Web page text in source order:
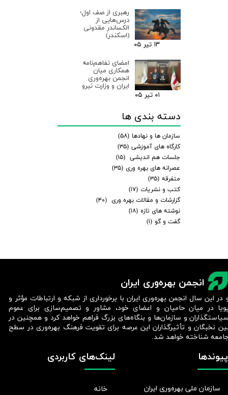
رهبری از صف اول؛
درس‌هایی از
الکساندر مقدونی
(اسکندر)
۱۳ تیر ۰۵
امضای تفاهم‌نامه
همکاری میان
انجمن بهره‌وری
ایران و وزارت نیرو
۰۱ تیر ۰۵
دسته بندی ها
سازمان ها و نهادها (۵۸)
کارگاه های آموزشی (۳۵)
جلسات هم اندیشی (۱۵)
عصرانه های بهره وری (۳۵)
متفرقه (۳۵)
کتب و نشریات (۱۷)
گزارشات و مقالات بهره وری
(۴۰)
نوشته های تازه (۱۸)
گفت و گو (۱)
انجمن بهره‌وری ایران
لینک‌های کاربردی
خانه
پیوندها
سازمان ملی بهره‌وری ایران
در این سال انجمن بهره‌وری ایران با برخورداری از شبکه و ارتباطات مؤثر و
در میان حامیان و اعضای خود، مشاور و تصمیم‌سازی برای عموم
و سازمان‌ها و بنگاه‌های بزرگ فراهم خواهد کرد و همچنین در
نخبگان و تأثیرگذاران این عرصه برای تقویت فرهنگ بهره‌وری در سطح
شناخته خواهد شد.​​​​​​​